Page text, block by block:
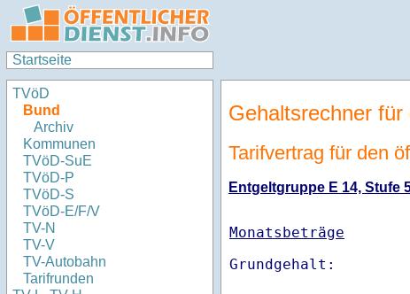
Startseite
TVöD
Bund
Archiv
Kommunen
TVöD-SuE
TVöD-P
TVöD-S
TVöD-E/F/V
TV-N
TV-V
TV-Autobahn
Tarifrunden
Gehaltsrechner
Tarifvertrag für den
Entgeltgruppe E 14, Stufe
Monatsbeträge